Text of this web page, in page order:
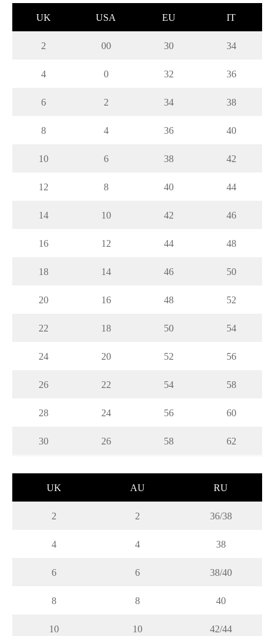
UK USA EU IT
2 00 30 34
4 0 32 36
6 2 34 38
8 4 36 40
10 6 38 42
12 8 40 44
14 10 42 46
16 12 44 48
18 14 46 50
20 16 48 52
22 18 50 54
24 20 52 56
26 22 54 58
28 24 56 60
30 26 58 62
UK AU RU
2 2 36/38
4 4 38
6 6 38/40
8 8 40
10 10 42/44